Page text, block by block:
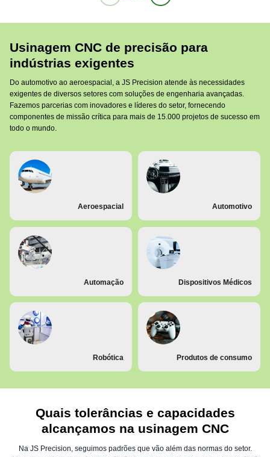
Usinagem CNC de precisão para
indústrias exigentes
Do automotivo ao aeroespacial, a JS Precision atende às necessidades
exigentes de diversos setores com soluções de engenharia avançadas.
Fazemos parcerias com inovadores e líderes do setor, fornecendo
componentes de missão crítica para mais de 15.000 projetos de sucesso em
todo o mundo.
Aeroespacial Automotivo
Automação Dispositivos Médicos
Robótica Produtos de consumo
Quais tolerâncias e capacidades
alcançamos na usinagem CNC
Na JS Precision, seguimos padrões que vão além das normas do setor.